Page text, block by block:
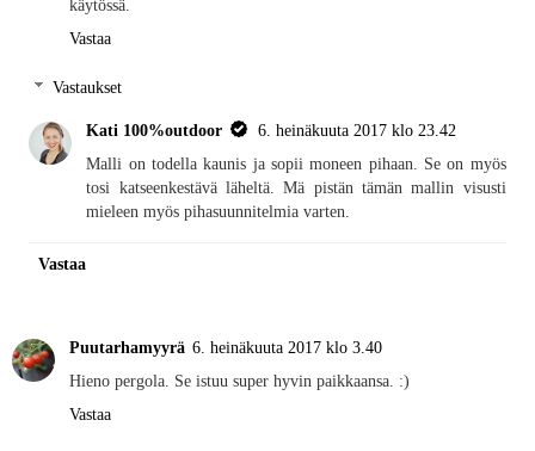
käytössä.
Vastaa
Vastaukset
Kati 100%outdoor
6. heinäkuuta 2017 klo 23.42
Malli on todella kaunis ja sopii moneen pihaan. Se on myös
tosi katseenkestävä läheltä. Mä pistän tämän mallin visusti
mieleen myös pihasuunnitelmia varten.
Vastaa
Puutarhamyyrä 6. heinäkuuta 2017 klo 3.40
Hieno pergola. Se istuu super hyvin paikkaansa. :)
Vastaa